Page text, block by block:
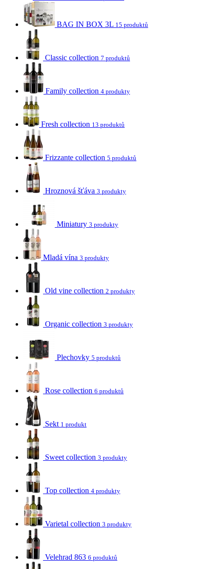
BAG IN BOX 3L 15 produktů
Classic collection 7 produktů
Family collection 4 produkty
Fresh collection 13 produktů
Frizzante collection 5 produktů
Hroznová šťáva 3 produkty
Miniatury 3 produkty
Mladá vína 3 produkty
Old vine collection 2 produkty
Organic collection 3 produkty
Plechovky 5 produktů
Rose collection 6 produktů
Sekt 1 produkt
Sweet collection 3 produkty
Top collection 4 produkty
Varietal collection 3 produkty
Velehrad 863 6 produktů